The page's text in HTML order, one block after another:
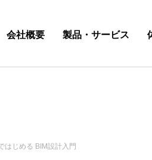
会社概要 製品・サービス
はじめる BIM設計入門